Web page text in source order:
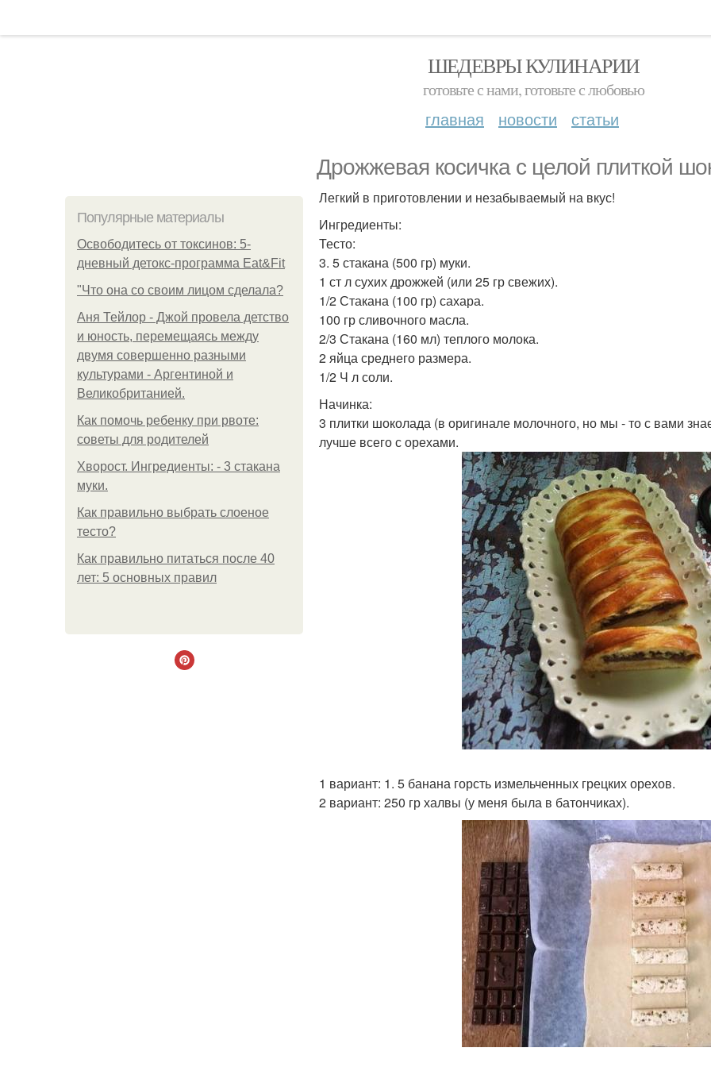
ШЕДЕВРЫ КУЛИНАРИИ
готовьте с нами, готовьте с любовью
главная новости статьи
Дрожжевая косичка с целой плиткой
Популярные материалы
Освободитесь от токсинов: 5-
дневный детокс-программа Eat&Fit
"Что она со своим лицом сделала?
Аня Тейлор - Джой провела детство
и юность, перемещаясь между
двумя совершенно разными
культурами - Аргентиной и
Великобританией.
Как помочь ребенку при рвоте:
советы для родителей
Хворост. Ингредиенты: - 3 стакана
муки.
Как правильно выбрать слоеное
тесто?
Как правильно питаться после 40
лет: 5 основных правил
Легкий в приготовлении и незабываемый на вкус!
Ингредиенты:
Тесто:
3. 5 стакана (500 гр) муки.
1 ст л сухих дрожжей (или 25 гр свежих).
1/2 Стакана (100 гр) сахара.
100 гр сливочного масла.
2/3 Стакана (160 мл) теплого молока.
2 яйца среднего размера.
1/2 Ч л соли.
Начинка:
3 плитки шоколада (в оригинале молочного, но мы - то с вами
лучше всего с орехами.
1 вариант: 1. 5 банана горсть измельченных грецких орехов.
2 вариант: 250 гр халвы (у меня была в батончиках).